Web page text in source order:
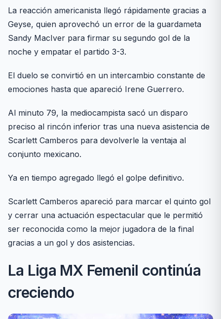
La reacción americanista llegó rápidamente gracias a
Geyse, quien aprovechó un error de la guardameta
Sandy MacIver para firmar su segundo gol de la
noche y empatar el partido 3-3.
El duelo se convirtió en un intercambio constante de
emociones hasta que apareció Irene Guerrero.
Al minuto 79, la mediocampista sacó un disparo
preciso al rincón inferior tras una nueva asistencia de
Scarlett Camberos para devolverle la ventaja al
conjunto mexicano.
Ya en tiempo agregado llegó el golpe definitivo.
Scarlett Camberos apareció para marcar el quinto gol
y cerrar una actuación espectacular que le permitió
ser reconocida como la mejor jugadora de la final
gracias a un gol y dos asistencias.
La Liga MX Femenil continúa
creciendo